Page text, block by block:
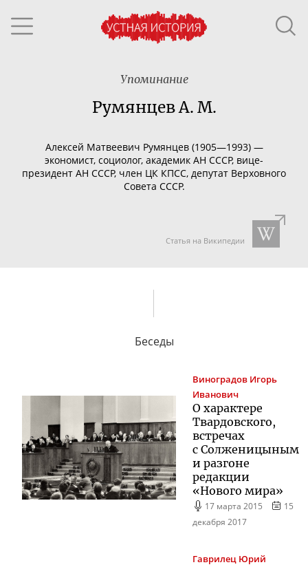
Упоминание
Румянцев А. М.
Алексей Матвеевич Румянцев (1905—1993) —
экономист, социолог, академик АН СССР, вице-
президент АН СССР, член ЦК КПСС, депутат Верховного
Совета СССР.
Статья на Википедии
Беседы
Виноградов Игорь
Иванович
О характере
Твардовского,
встречах
с Солженицыным
и разгоне
редакции
«Нового мира»
17 марта 2015
15
декабря 2017
Гаврилец Юрий